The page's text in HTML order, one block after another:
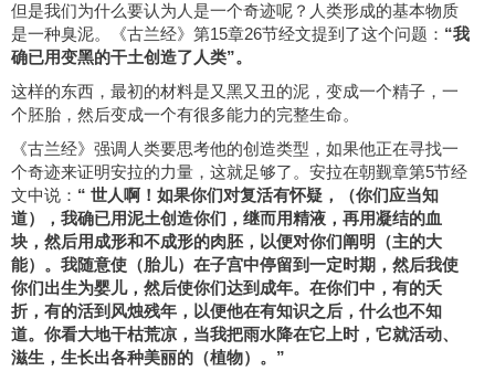
但是我们为什么要认为人是一个奇迹呢？人类形成的基本物质
是一种臭泥。《古兰经》第15章26节经文提到了这个问题： “我
确已用变黑的干土创造了人类”。
这样的东西，最初的材料是又黑又丑的泥，变成一个精子，一
个胚胎，然后变成一个有很多能力的完整生命。
《古兰经》强调人类要思考他的创造类型，如果他正在寻找一
个奇迹来证明安拉的力量，这就足够了。安拉在朝觐章第5节经
文中说： “ 世人啊！如果你们对复活有怀疑，（你们应当知
道），我确已用泥土创造你们，继而用精液，再用凝结的血
块，然后用成形和不成形的肉胚，以便对你们阐明（主的大
能）。我随意使（胎儿）在子宫中停留到一定时期，然后我使
你们出生为婴儿，然后使你们达到成年。在你们中，有的夭
折，有的活到风烛残年，以便他在有知识之后，什么也不知
道。你看大地干枯荒凉，当我把雨水降在它上时，它就活动、
滋生，生长出各种美丽的（植物）。”